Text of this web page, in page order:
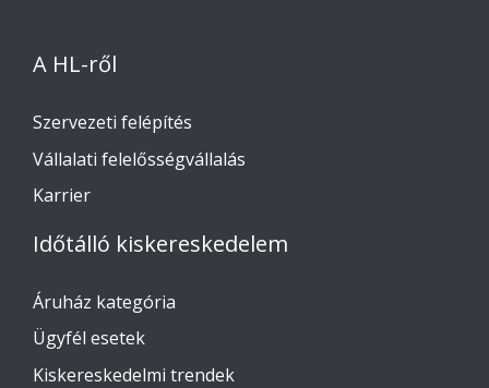
A HL-ről
Szervezeti felépítés
Vállalati felelősségvállalás
Karrier
Időtálló kiskereskedelem
Áruház kategória
Ügyfél esetek
Kiskereskedelmi trendek